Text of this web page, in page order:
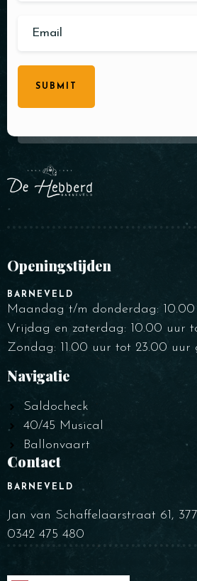
SUBMIT
Openingstijden
BARNEVELD
Maandag t/m donderdag:
Vrijdag en zaterdag: 10.00 uur
Zondag: 11.00 uur tot 23.00 uur
Navigatie
Saldocheck
40/45 Musical
Ballonvaart
Contact
BARNEVELD
Jan van Schaffelaarstraat 61,
0342 475 480